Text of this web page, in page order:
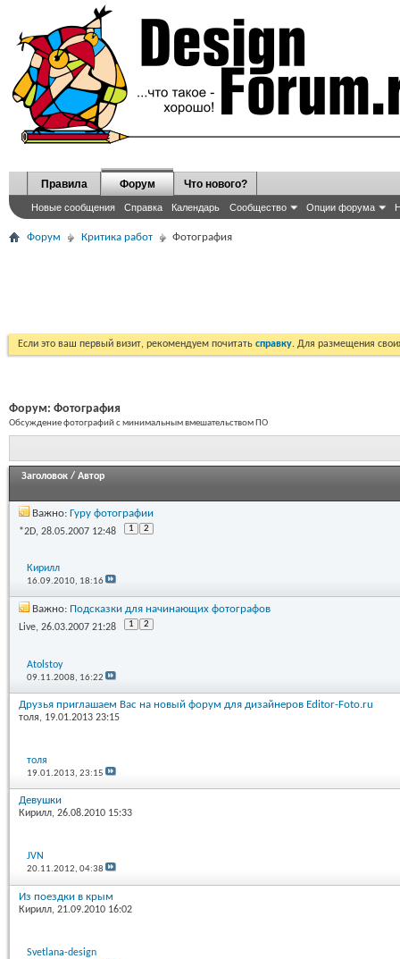
Правила Форум
Новые сообщения Справка Календарь Сообщество Опции форума
Что нового?
Форум Критика работ Фотография
Если это ваш первый визит, рекомендуем почитать справку. Для размещения
Форум: Фотография
Обсуждение фотографий с минимальным вмешательством ПО
Заголовок / Автор
Важно: Гуру фотографии
*2D, 28.05.2007 12:48 1 2
Кирилл
16.09.2010, 18:16
Важно: Подсказки для начинающих фотографов
Live, 26.03.2007 21:28 1 2
Atolstoy
09.11.2008, 16:22
Друзья приглашаем Вас на новый форум для дизайнеров Editor-Foto.ru
толя, 19.01.2013 23:15
толя
19.01.2013,23:15
Девушки
Кирилл, 26.08.2010 15:33
JVN
20.11.2012,04:38
Из поездки в крым
Кирилл, 21.09.2010 16:02
Svetlana-design